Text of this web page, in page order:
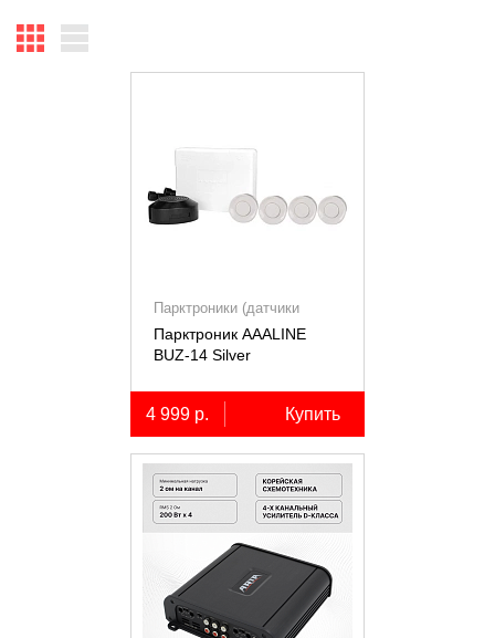
Парктроники (датчики
парковки)
Парктроник AAALINE
BUZ-14 Silver
4 999 р. Купить